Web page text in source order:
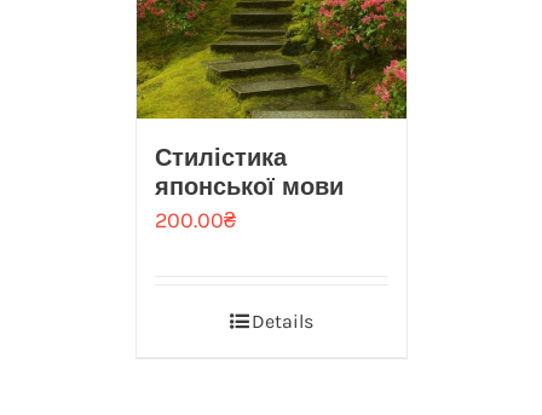
Стилістика
японської мови
200.00₴
Details